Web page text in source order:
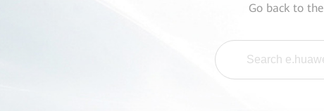
Go back to the